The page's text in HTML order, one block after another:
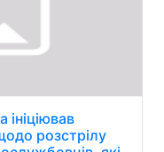
розстрілу